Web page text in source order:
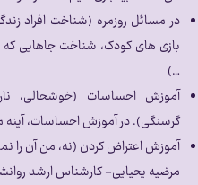
در مسائل روزمره (شناخت افراد
بازی های کودک، شناخت جاهایی
…)
آموزش احساسات (خوشحالی،
گرسنگی). در آموزش احساسات، آینه
آموزش اعتراض کردن (نه، من آن را
مرضیه یحیایی- کارشناس ارشد